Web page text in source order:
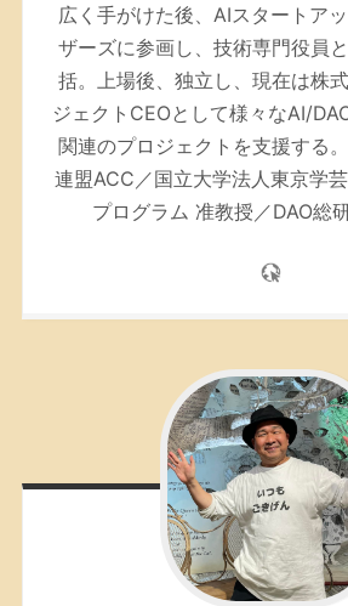
広く手がけた後、AIスタートア
ザーズに参画し、技術専門役員
括。上場後、独立し、現在は株
ジェクトCEOとして様々なAI/
関連のプロジェクトを支援する。
連盟ACC／国立大学法人東京学
プログラム 准教授／DAO総